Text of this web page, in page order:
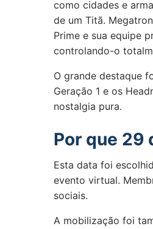
como cidades e
de um Titã.
Prime e sua equipe
controlando-o
O grande destaque
Geração 1 e os
nostalgia pura.
Por que 29
Esta data foi
evento virtual.
sociais.
A mobilização foi